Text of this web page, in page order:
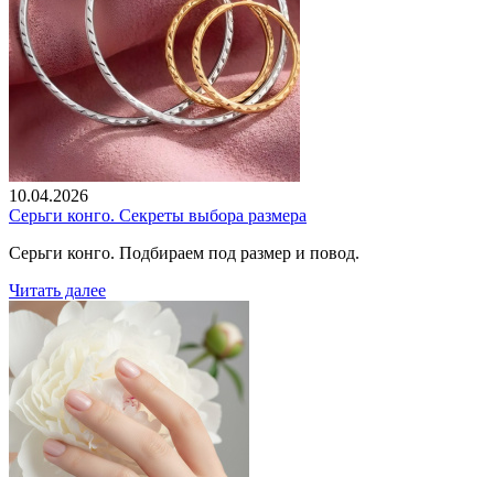
10.04.2026
Серьги конго. Секреты выбора размера
Серьги конго. Подбираем под размер и повод.
Читать далее